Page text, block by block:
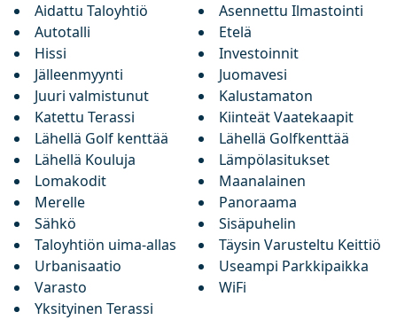
Aidattu Taloyhtiö
Asennettu Ilmastointi
Autotalli
Etelä
Hissi
Investoinnit
Jälleenmyynti
Juomavesi
Juuri valmistunut
Kalustamaton
Katettu Terassi
Kiinteät Vaatekaapit
Lähellä Golf kenttää
Lähellä Golfkenttää
Lähellä Kouluja
Lämpölasitukset
Lomakodit
Maanalainen
Merelle
Panoraama
Sähkö
Sisäpuhelin
Taloyhtiön uima-allas
Täysin Varusteltu Keittiö
Urbanisaatio
Useampi Parkkipaikka
Varasto
WiFi
Yksityinen Terassi